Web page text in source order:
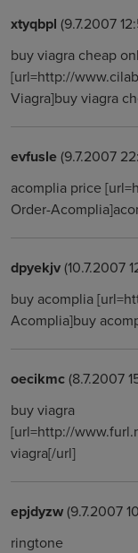
xtyqbpl (9.7.2007
buy viagra cheap
[url=http://
Viagra]buy viagra
evfusle(9.7.2007
acomplia price
Order-
dpyekjv(10.7.2007
buy acomplia
Acomplia]buy
oecikmc(8.7.2007
buy viagra
[url=http://
viagra[/url]
epjdyzw(9.7.2007
ringtone